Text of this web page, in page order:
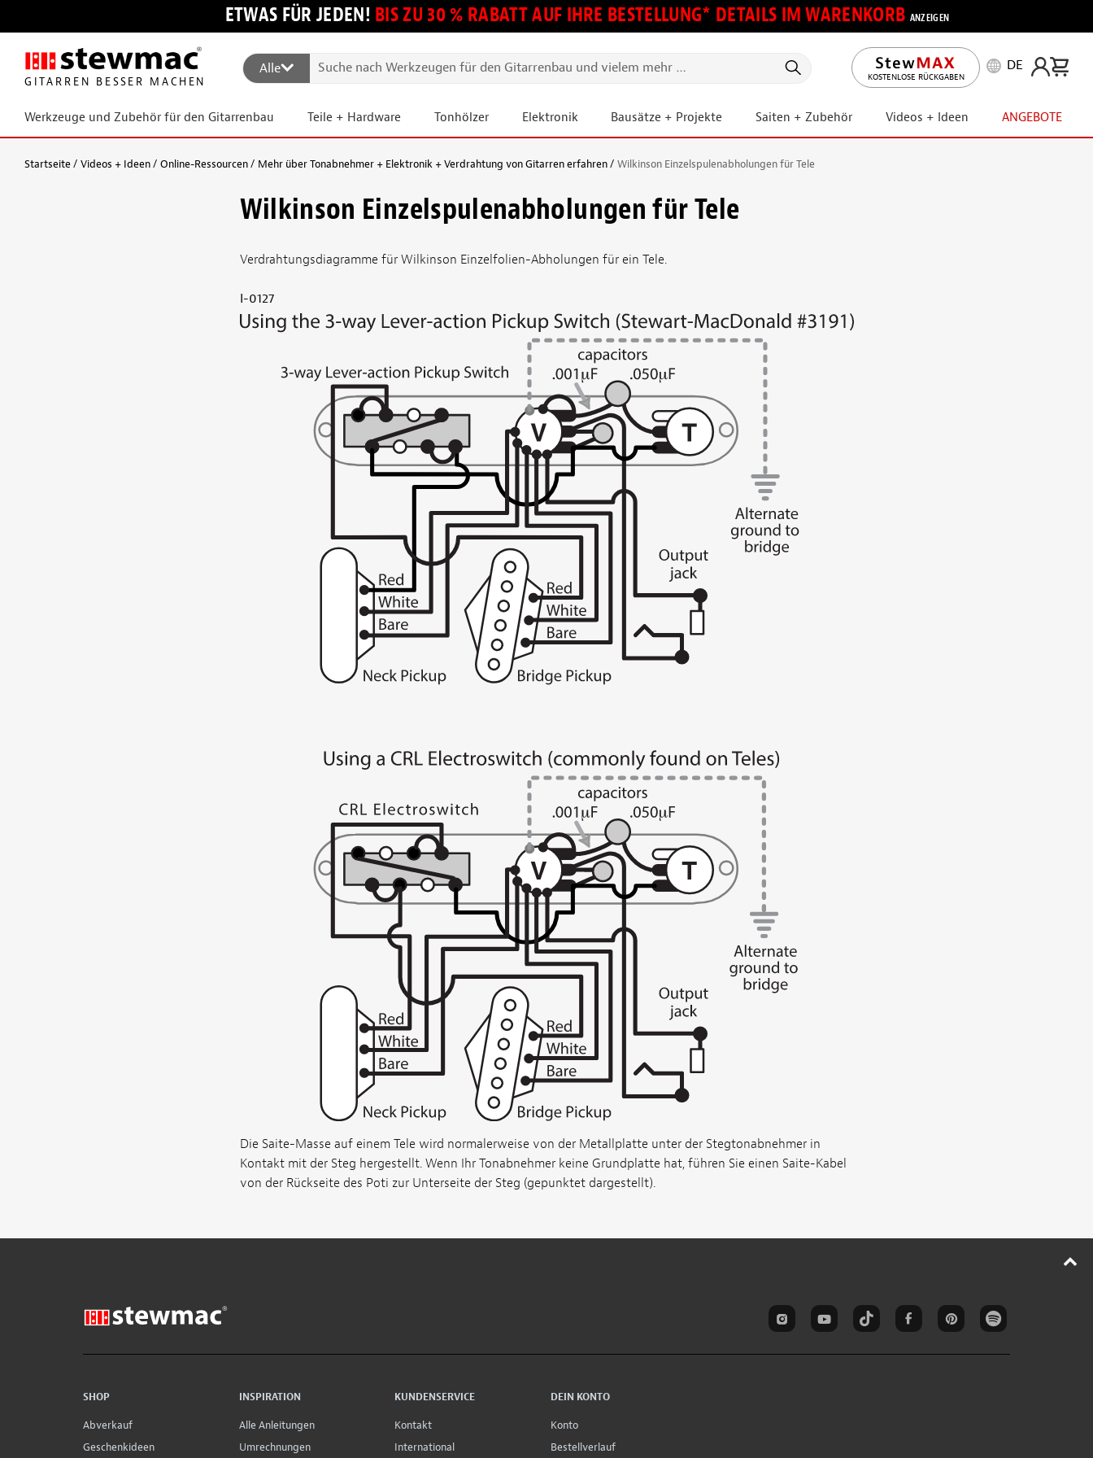
ETWAS FÜR JEDEN! BIS ZU 30 % RABATT AUF IHRE BESTELLUNG* DETAILS IM WARENKORB ANZEIGEN
GITARREN BESSER MACHEN
Alle
KOSTENLOSE RÜCKGABEN
DE
Werkzeuge und Zubehör für den Gitarrenbau Teile + Hardware Tonhölzer Elektronik Bausätze + Projekte Saiten + Zubehör Videos + Ideen ANGEBOTE
Startseite Videos + Ideen Online-Ressourcen Mehr über Tonabnehmer + Elektronik + Verdrahtung von Gitarren erfahren Wilkinson Einzelspulenabholungen für Tele
Wilkinson Einzelspulenabholungen für Tele
Verdrahtungsdiagramme für Wilkinson Einzelfolien-Abholungen für ein Tele.
I-0127
Die Saite-Masse auf einem Tele wird normalerweise von der Metallplatte unter der Stegtonabnehmer in
Kontakt mit der Steg hergestellt. Wenn Ihr Tonabnehmer keine Grundplatte hat, führen Sie einen Saite-Kabel
von der Rückseite des Poti zur Unterseite der Steg (gepunktet dargestellt).
SHOP
Abverkauf
Geschenkideen
INSPIRATION
Alle Anleitungen
Umrechnungen
KUNDENSERVICE
Kontakt
International
DEIN KONTO
Konto
Bestellverlauf